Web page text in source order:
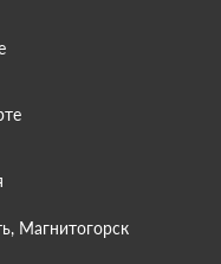
Магнитогорск